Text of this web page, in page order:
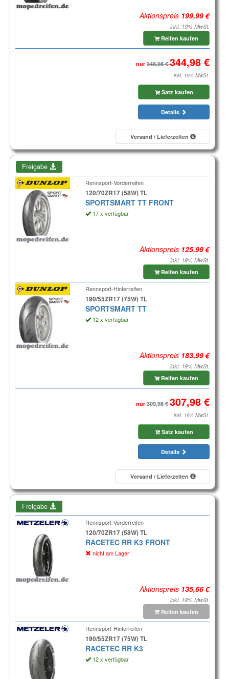
Aktionspreis
inkl. 19% MwSt.
Reifen kaufen
nur
inkl. 19% MwSt.
Satz kaufen
Details
Versand / Lieferzeiten
Freigabe
Rennsport-Vorderreifen
120/70ZR17 (58W) TL
SPORTSMART TT FRONT
17 x verfügbar
Aktionspreis
inkl. 19% MwSt.
Reifen kaufen
Rennsport-Hinterreifen
190/55ZR17 (75W) TL
SPORTSMART TT
12 x verfügbar
Aktionspreis
inkl. 19% MwSt.
Reifen kaufen
nur
inkl. 19% MwSt.
Satz kaufen
Details
Versand / Lieferzeiten
Freigabe
Rennsport-Vorderreifen
120/70ZR17 (58W) TL
RACETEC RR K3 FRONT
nicht am Lager
Aktionspreis
inkl. 19% MwSt.
Reifen kaufen
Rennsport-Hinterreifen
190/55ZR17 (75W) TL
RACETEC RR K3
12 x verfügbar